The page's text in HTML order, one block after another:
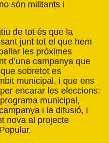
són militants i
de tot és que la
junt tot el que hem
les pròximes
d’una campanya que
sobretot es
municipal, i que ens
encarar les eleccions:
municipal,
i la difusió, i
nova al projecte